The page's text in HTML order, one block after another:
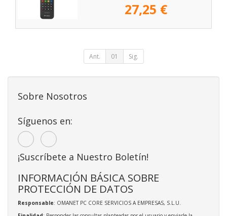
27,25 €
Ant. 01 Sig.
Sobre Nosotros
Síguenos en:
¡Suscríbete a Nuestro Boletín!
INFORMACIÓN BÁSICA SOBRE
PROTECCIÓN DE DATOS
Responsable: OMANET PC CORE SERVICIOS A EMPRESAS, S.L.U.